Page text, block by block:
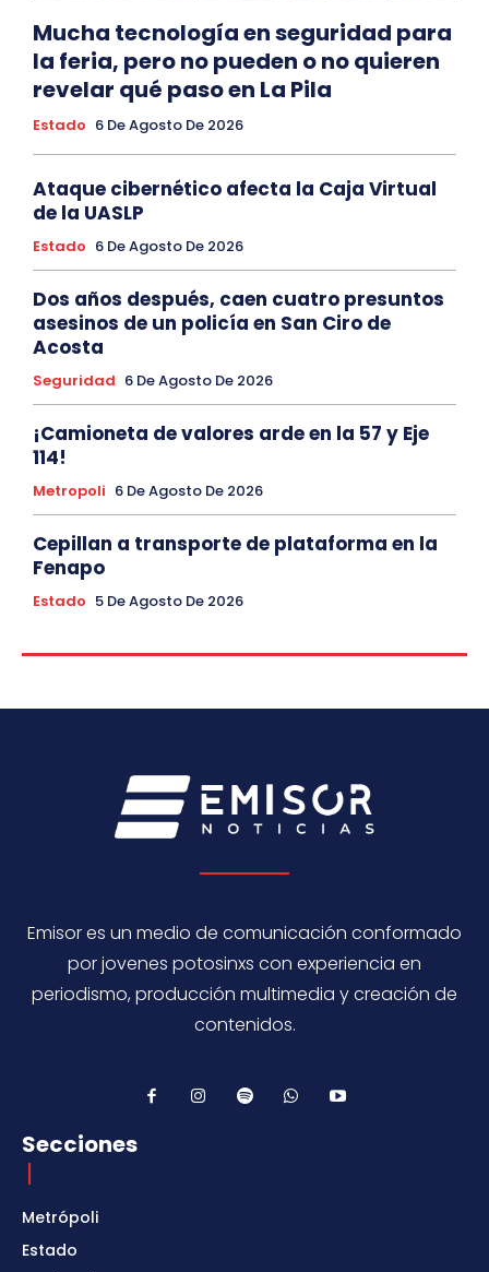
Mucha tecnología en seguridad para
la feria, pero no pueden o no quieren
revelar qué paso en La Pila
Estado 6 De Agosto De 2026
Ataque cibernético afecta la Caja Virtual
de la UASLP
Estado 6 De Agosto De 2026
Dos años después, caen cuatro presuntos
asesinos de un policía en San Ciro de
Acosta
Seguridad 6 De Agosto De 2026
¡Camioneta de valores arde en la 57 y Eje
114!
Metropoli 6 De Agosto De 2026
Cepillan a transporte de plataforma en la
Fenapo
Estado 5 De Agosto De 2026
Emisor es un medio de comunicación conformado
por jovenes potosinxs con experiencia en
periodismo, producción multimedia y creación de
contenidos.
Secciones
Metrópoli
Estado